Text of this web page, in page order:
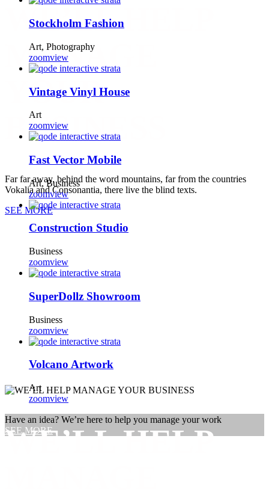
WE’LL HELP
MANAGE
YOUR
BUSINESS
Far far away, behind the word mountains, far from the countries
Vokalia and Consonantia, there live the blind texts.
SEE MORE
WE’LL HELP
Stockholm Fashion
Art, Photography
zoomview
Vintage Vinyl House
Art
zoomview
Fast Vector Mobile
Art, Business
zoomview
Construction Studio
Business
zoomview
SuperDollz Showroom
Business
zoomview
Volcano Artwork
Art
zoomview
Have an idea? We’re here to help you manage your work
SEE MORE